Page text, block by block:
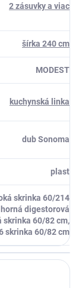
2 zásuvky a viac
šírka 240 cm
MODEST
kuchynská linka
dub Sonoma
plast
skrinka 60/214
digestorová
skrinka 60/82 cm,
skrinka 60/82 cm